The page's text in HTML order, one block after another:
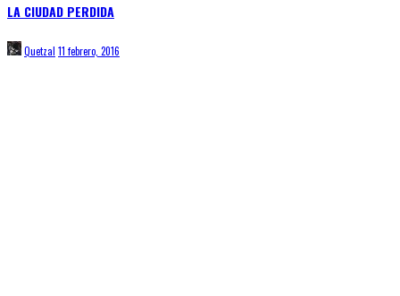
LA CIUDAD PERDIDA
Quetzal 11 febrero, 2016